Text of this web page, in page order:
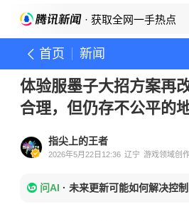
· 获取全网一手热点
首页 新闻
体验服墨子大招方案再
合理，但仍存不公平的
指尖上的王者
2026年5月22日12:36 辽宁 游戏领域创
问AI · 未来更新可能如何解决控制